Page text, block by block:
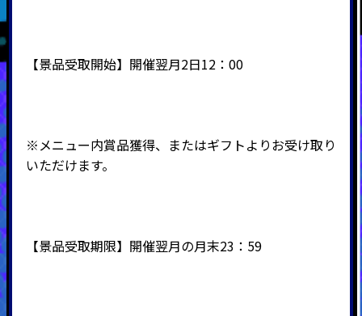
【景品受取開始】開催翌月2日12：00
※メニュー内賞品獲得、またはギフトよりお受け取り
いただけます。
【景品受取期限】開催翌月の月末23：59